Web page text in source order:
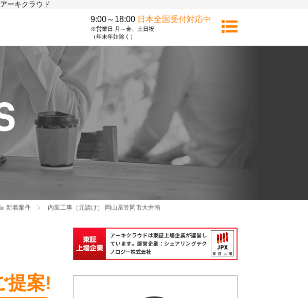
ーキクラウド
9:00～18:00 日本全国受付対応中
※営業日:月～金、土日祝
（年末年始除く）
新着案件 内装工事（元請け） 岡山県笠岡市大井南
提案!